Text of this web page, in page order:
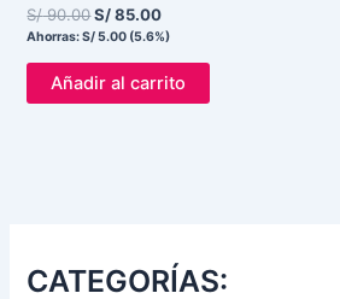
S/90.00S/85.00
Ahorras:S/5.00 (5.6%)
Añadir al carrito
CATEGORÍAS: